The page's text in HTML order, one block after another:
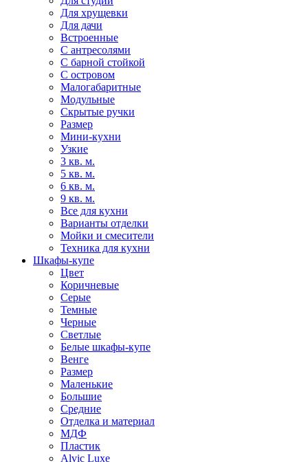
Для хрущевки
Для дачи
Встроенные
С антресолями
С барной стойкой
С островом
Малогабаритные
Модульные
Скрытые ручки
Размер
Мини-кухни
Узкие
3 кв. м.
5 кв. м.
6 кв. м.
9 кв. м.
Все для кухни
Варианты отделки
Мойки и смесители
Техника для кухни
Шкафы-купе
Цвет
Коричневые
Серые
Темные
Черные
Светлые
Белые шкафы-купе
Венге
Размер
Маленькие
Большие
Средние
Отделка и материал
МДФ
Пластик
Alvic Luxe